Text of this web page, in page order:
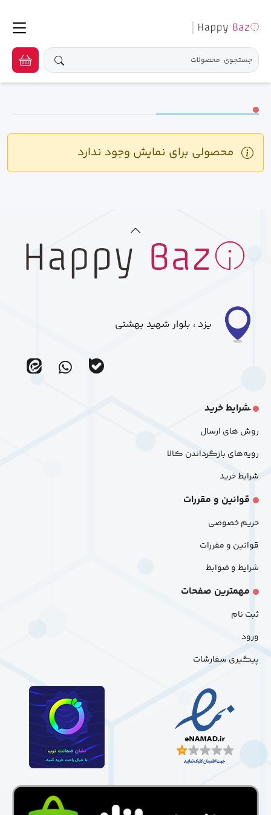
محصولی برای نمایش وجود ندارد
یزد ، بلوار شهید بهشتی
ir_bale
ir_eitaa
َشرایط خرید
روش های ارسال
رویه‌های بازگرداندن کالا
شرایط خرید
قوانین و مقررات
حریم خصوصی
قوانین و مقررات
شرایط و ضوابط
مهمترین صفحات
ثبت نام
ورود
پیگیری سفارشات